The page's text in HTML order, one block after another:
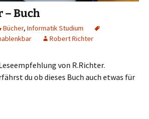
– Buch
Bücher, Informatik Studium
Robert Richter
von R.Richter.
du ob dieses Buch auch etwas für